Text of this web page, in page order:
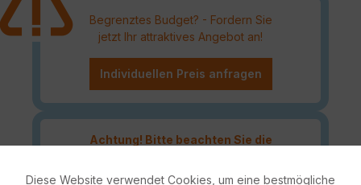
Begrenztes Budget? - Fordern Sie
jetzt Ihr attraktives Angebot an!
Individuellen Preis anfragen
Achtung! Bitte beachten Sie die
Richtlinie
Diese Website verwendet Cookies, um eine bestmögliche